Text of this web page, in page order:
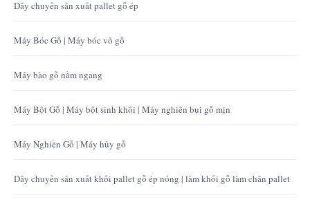
Dây chuyền sản xuất pallet gỗ ép
Máy Bóc Gỗ | Máy bóc vỏ gỗ
Máy bào gỗ nằm ngang
Máy Bột Gỗ | Máy bột sinh khối | Máy nghiền bụi gỗ mịn
Máy Nghiền Gỗ | Máy hủy gỗ
Dây chuyền sản xuất khối pallet gỗ ép nóng | làm khối gỗ làm chân pallet